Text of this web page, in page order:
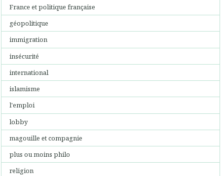
France et politique française
géopolitique
immigration
insécurité
international
islamisme
l'emploi
lobby
magouille et compagnie
plus ou moins philo
religion